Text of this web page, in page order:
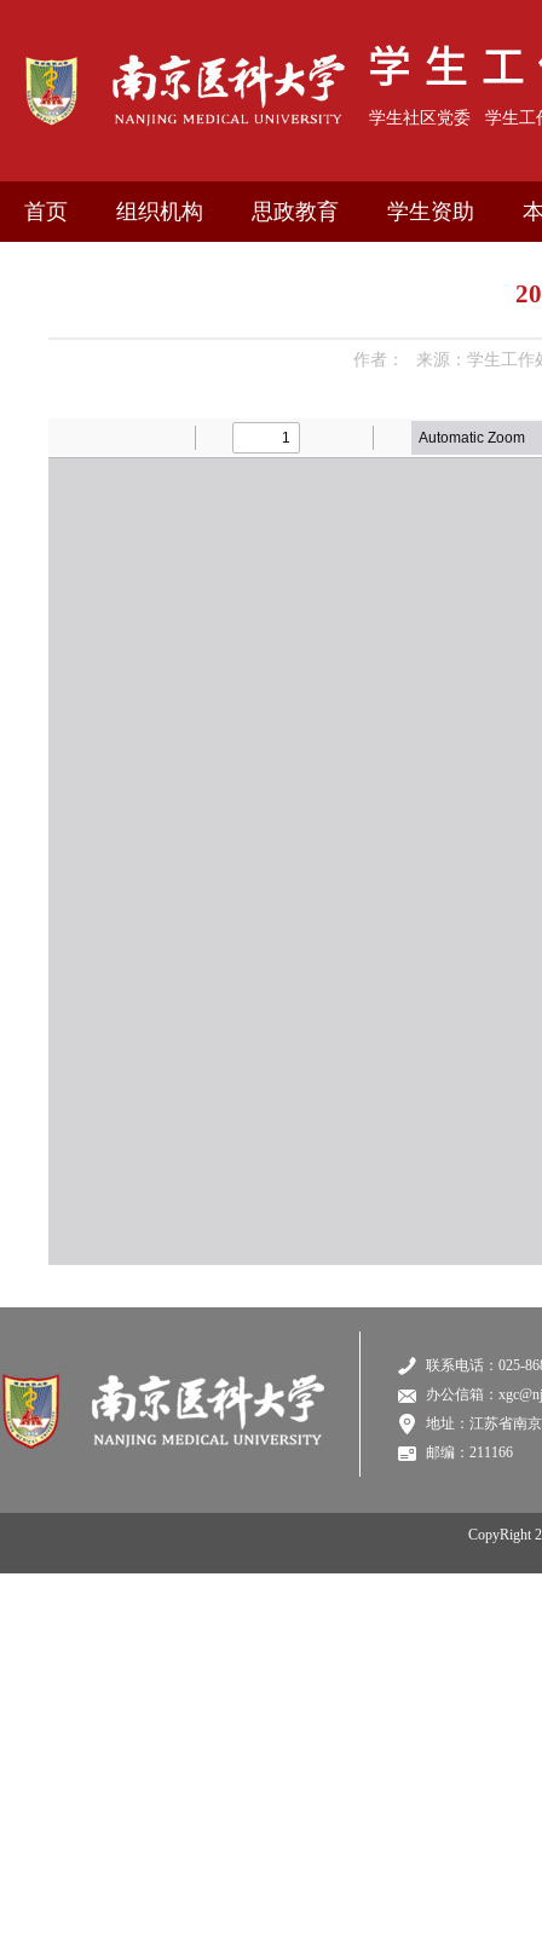
学生社区党委 学生工
首页 组织机构 思政教育 学生资助
作者： 来源：学生工作
联系电话：025-
办公信箱：
地址：江苏省南
邮编：211166
CopyRight